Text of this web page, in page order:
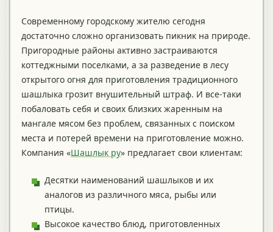
Современному городскому жителю сегодня
достаточно сложно организовать пикник на природе.
Пригородные районы активно застраиваются
коттеджными поселками, а за разведение в лесу
открытого огня для приготовления традиционного
шашлыка грозит внушительный штраф. И все-таки
побаловать себя и своих близких жаренным на
мангале мясом без проблем, связанных с поиском
места и потерей времени на приготовление можно.
Компания «Шашлык ру» предлагает свои клиентам:
Десятки наименований шашлыков и их
аналогов из различного мяса, рыбы или
птицы.
Высокое качество блюд, приготовленных